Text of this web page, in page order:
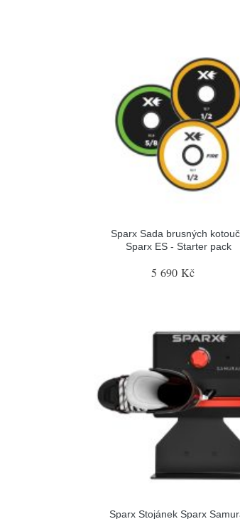
Sparx Sada brusných
Sparx ES - Starter pack
5 690 Kč
Sparx Stojánek Sparx